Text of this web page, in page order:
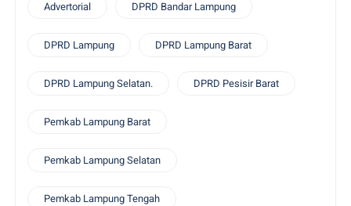
Advertorial DPRD Bandar Lampung
DPRD Lampung DPRD Lampung Barat
DPRD Lampung Selatan. DPRD Pesisir Barat
Pemkab Lampung Barat
Pemkab Lampung Selatan
Pemkab Lampung Tengah